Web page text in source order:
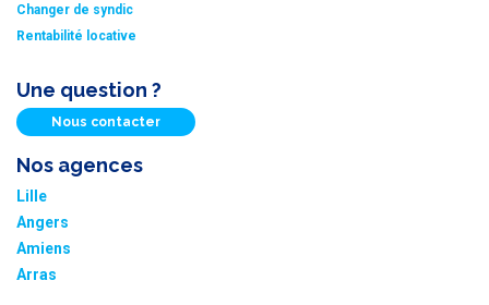
Changer de syndic
Rentabilité locative
Une question ?
Nous contacter
Nos agences
Lille
Angers
Amiens
Arras